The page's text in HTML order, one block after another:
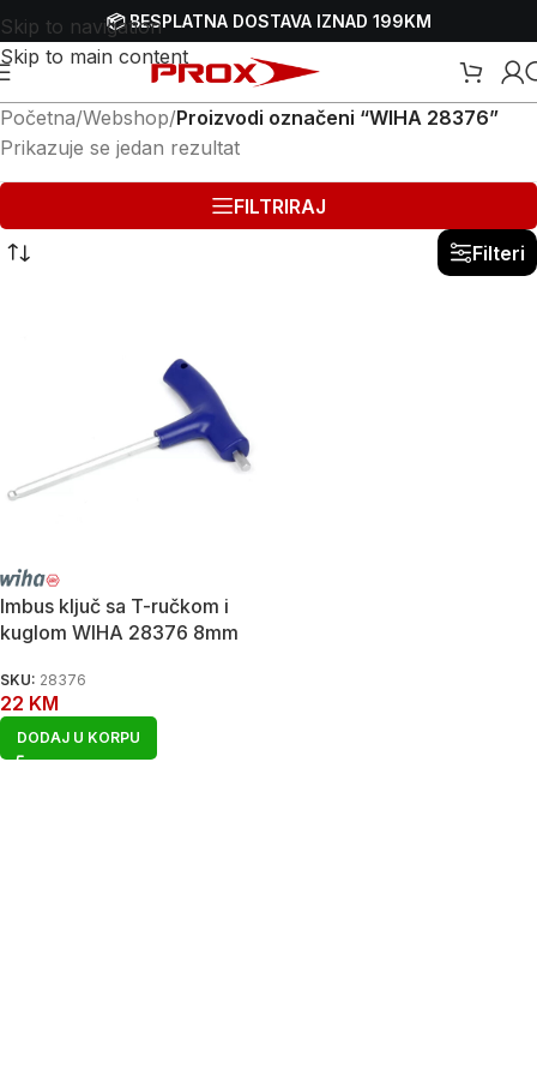
Skip to navigation
Skip to main content
📦 BESPLATNA DOSTAVA IZNAD 199KM
Početna/Webshop/Proizvodi označeni “WIHA 28376”
Prikazuje se jedan rezultat
FILTRIRAJ
Filteri
Imbus ključ sa T-ručkom i
kuglom WIHA 28376 8mm
SKU: 28376
22 KM
DODAJ U KORPU